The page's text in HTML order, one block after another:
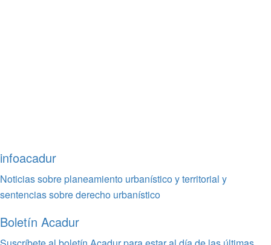
infoacadur
Noticias sobre planeamiento urbanístico y territorial y
sentencias sobre derecho urbanístico
Boletín Acadur